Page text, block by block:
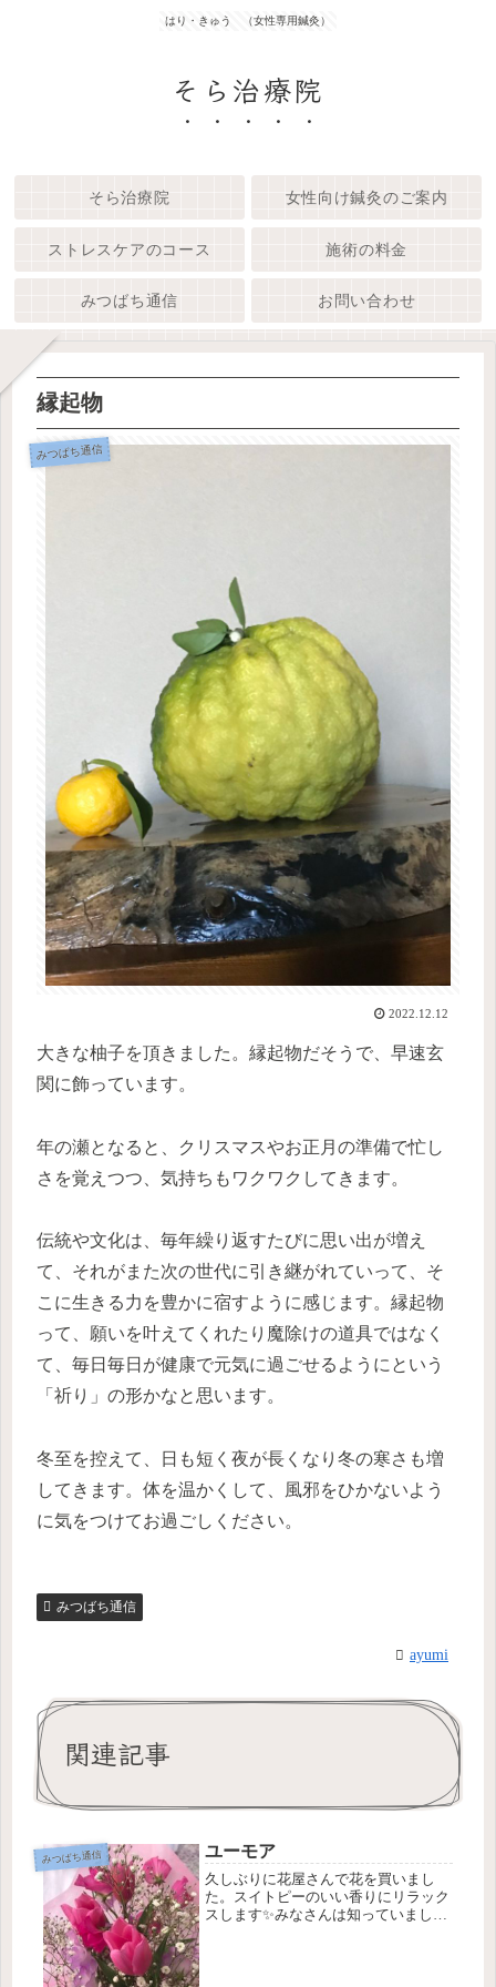
はり・きゅう （女性専用鍼灸）
そら治療院
そら治療院 女性向け鍼灸のご案内
ストレスケアのコース 施術の料金
みつばち通信 お問い合わせ
縁起物
みつばち通信
2022.12.12
大きな柚子を頂きました。縁起物だそうで、早速玄
関に飾っています。
年の瀬となると、クリスマスやお正月の準備で忙し
さを覚えつつ、気持ちもワクワクしてきます。
伝統や文化は、毎年繰り返すたびに思い出が増え
て、それがまた次の世代に引き継がれていって、そ
こに生きる力を豊かに宿すように感じます。縁起物
って、願いを叶えてくれたり魔除けの道具ではなく
て、毎日毎日が健康で元気に過ごせるようにという
「祈り」の形かなと思います。
冬至を控えて、日も短く夜が長くなり冬の寒さも増
してきます。体を温かくして、風邪をひかないよう
に気をつけてお過ごしください。
みつばち通信
ayumi
関連記事
みつばち通信 ユーモア
久しぶりに花屋さんで花を買いまし
た。スイトピーのいい香りにリラック
スします✨みなさんは知っていました